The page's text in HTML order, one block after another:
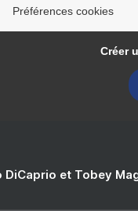
Préférences cookies
Créer
DiCaprio et Tobey